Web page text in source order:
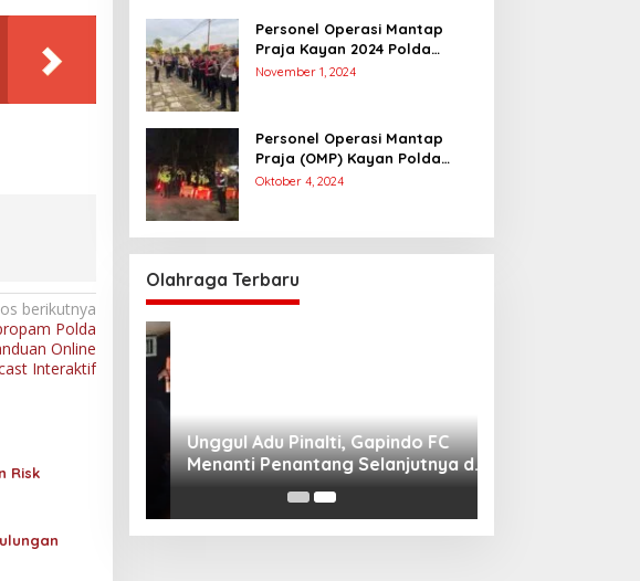
berikutnya
Polda
Online
Interaktif
Risk
Personel Operasi Mantap
Praja Kayan 2024 Polda
Kaltara Laksanakan
Suara Dalam Rangka Pilkada
2024
November 1, 2024
Personel Operasi Mantap
Praja (OMP) Kayan Polda
Kaltara Laksanakan Pam
Oktober 4, 2024
Olahraga Terbaru
Bupati
Unggul Adu Pinalti, Gapindo FC
Menanti Penantang Selanjutnya di
Semifinal Bupati Cup 2024